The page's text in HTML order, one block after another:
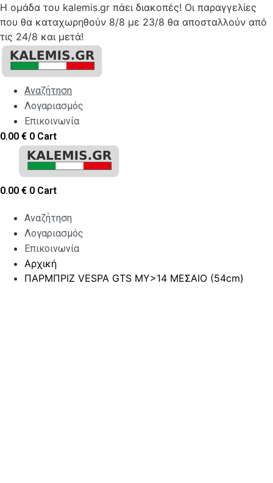
Η ομάδα του kalemis.gr πάει διακοπές! Οι παραγγελίες
που θα καταχωρηθούν 8/8 με 23/8 θα αποσταλλούν από
τις 24/8 και μετά!
Skip
content
Αναζήτηση
Λογαριασμός
Επικοινωνία
0.00 € 0 Cart
0.00 € 0 Cart
Αναζήτηση
Λογαριασμός
Επικοινωνία
Αρχική
ΠΑΡΜΠΡΙΖ VESPA GTS MY>14 ΜΕΣΑΙΟ (54cm)